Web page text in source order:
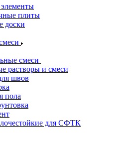
плиты
доски
смеси
растворы и смеси
швов
пола
для СФТК